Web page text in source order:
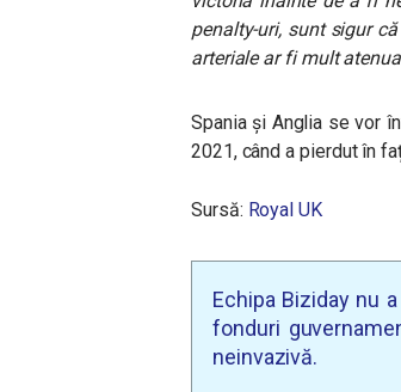
penalty-uri, sunt sigur
arteriale ar fi mult
Spania și Anglia se vor
2021, când a pierdut în
Sursă: Royal UK
Echipa Biziday nu
fonduri
neinvazivă.